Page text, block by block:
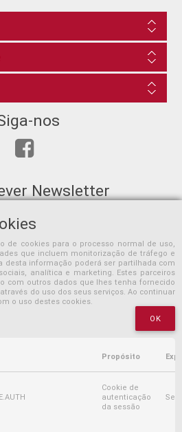
de cookies para o processo normal de uso,
que incluem monitorização de tráfego e
desta informação poderá ser partilhada com
analítica e marketing. Estes parceiros
com outros dados que lhes tenha fornecido
do uso dos seus serviços. Ao continuar
o uso destes cookies.
OK
Propósito
Cookie de
autenticação
da sessão
nos
Newsletter
Todos os direitos reservados.